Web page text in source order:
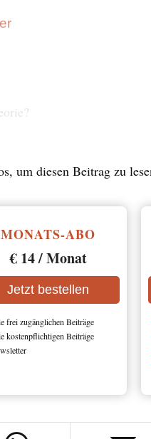
um diesen Beitrag zu
MONATS-ABO
€ 14 / Monat
Jetzt bestellen
frei zugänglichen Beiträge
kostenpflichtigen Beiträge